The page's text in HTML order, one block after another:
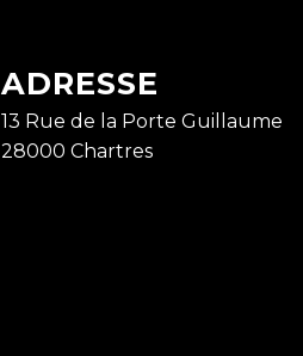
ADRESSE
13 Rue de la Porte Guillaume
28000 Chartres